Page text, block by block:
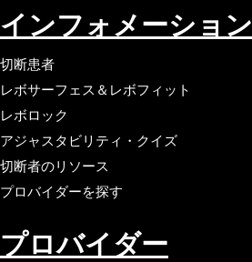
インフォメーション
切断患者
レボサーフェス＆レボフィット
レボロック
アジャスタビリティ・クイズ
切断者のリソース
プロバイダーを探す
プロバイダー